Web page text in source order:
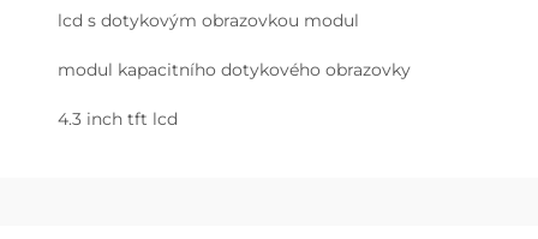
lcd s dotykovým obrazovkou modul
modul kapacitního dotykového obrazovky
4.3 inch tft lcd